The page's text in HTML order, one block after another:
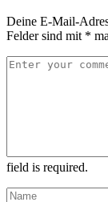
Deine E-Mail-
Felder sind mit *
field is required.